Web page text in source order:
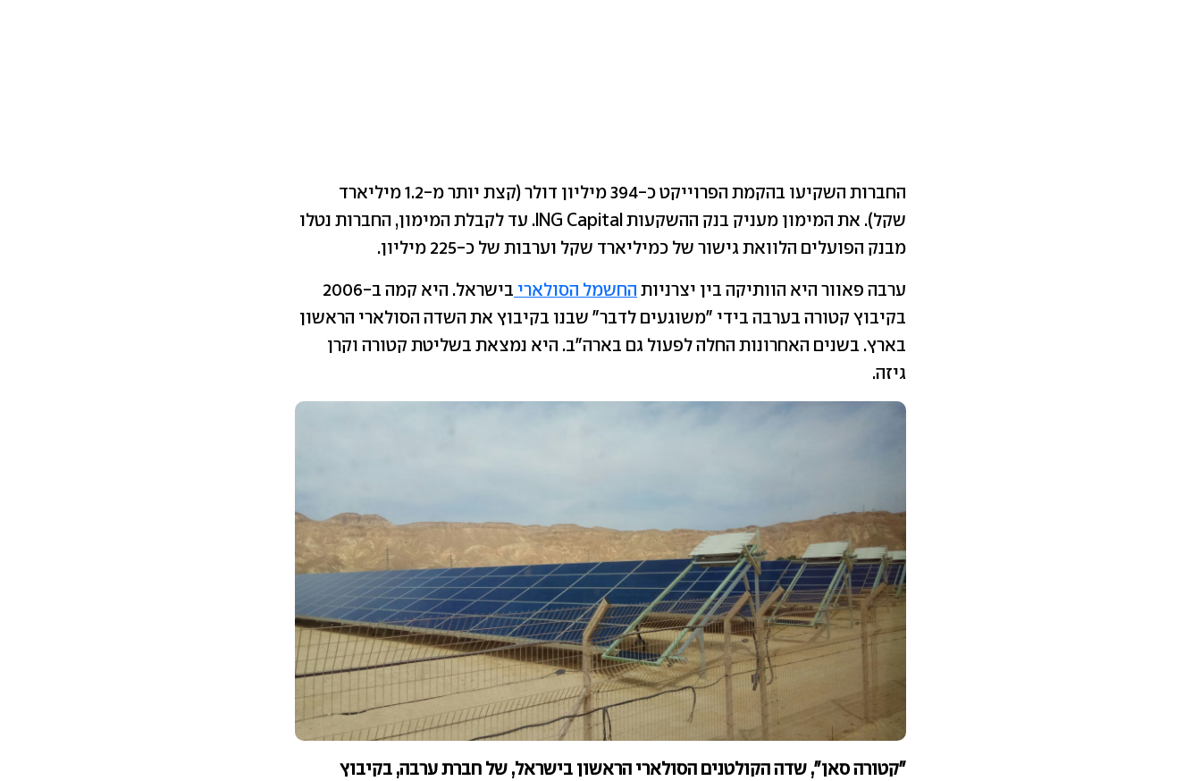
החברות השקיעו בהקמת הפרוייקט כ-394 מיליון דולר (קצת יותר מ-1.2 מיליארד
שקל). את המימון מעניק בנק ההשקעות ING Capital. עד לקבלת המימון, החברות נטלו
מבנק הפועלים הלוואת גישור של כמיליארד שקל וערבות של כ-225 מיליון.
ערבה פאוור היא הוותיקה בין יצרניות החשמל הסולארי
בישראל. היא קמה ב-2006
בקיבוץ קטורה בערבה בידי "משוגעים לדבר" שבנו בקיבוץ את השדה הסולארי הראשון
בארץ. בשנים האחרונות החלה לפעול גם בארה"ב. היא נמצאת בשליטת קטורה וקרן
גיזה.
"קטורה סאן", שדה הקולטנים הסולארי הראשון בישראל, של חברת ערבה, בקיבוץ